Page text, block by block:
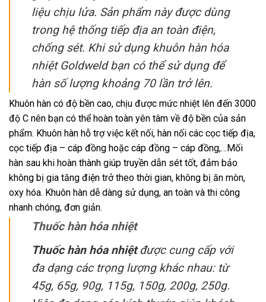
liệu chịu lửa. Sản phẩm này được dùng
trong hệ thống tiếp địa an toàn điện,
chống sét. Khi sử dụng khuôn hàn hóa
nhiệt Goldweld bạn có thể sử dụng để
hàn số lượng khoảng 70 lần trở lên.
Khuôn hàn có độ bền cao, chịu được mức nhiệt lên đến 3000
độ C nên bạn có thể hoàn toàn yên tâm về độ bền của sản
phẩm. Khuôn hàn hỗ trợ việc kết nối, hàn nối các cọc tiếp địa,
cọc tiếp địa – cáp đồng hoặc cáp đồng – cáp đồng,…Mối
hàn sau khi hoàn thành giúp truyền dẫn sét tốt, đảm bảo
không bị gia tăng điện trở theo thời gian, không bị ăn mòn,
oxy hóa. Khuôn hàn dễ dàng sử dụng, an toàn và thi công
nhanh chóng, đơn giản.
Thuốc hàn hóa nhiệt
Thuốc hàn hóa nhiệtđược cung cấp với
đa dạng các trọng lượng khác nhau: từ
45g, 65g, 90g, 115g, 150g, 200g, 250g.